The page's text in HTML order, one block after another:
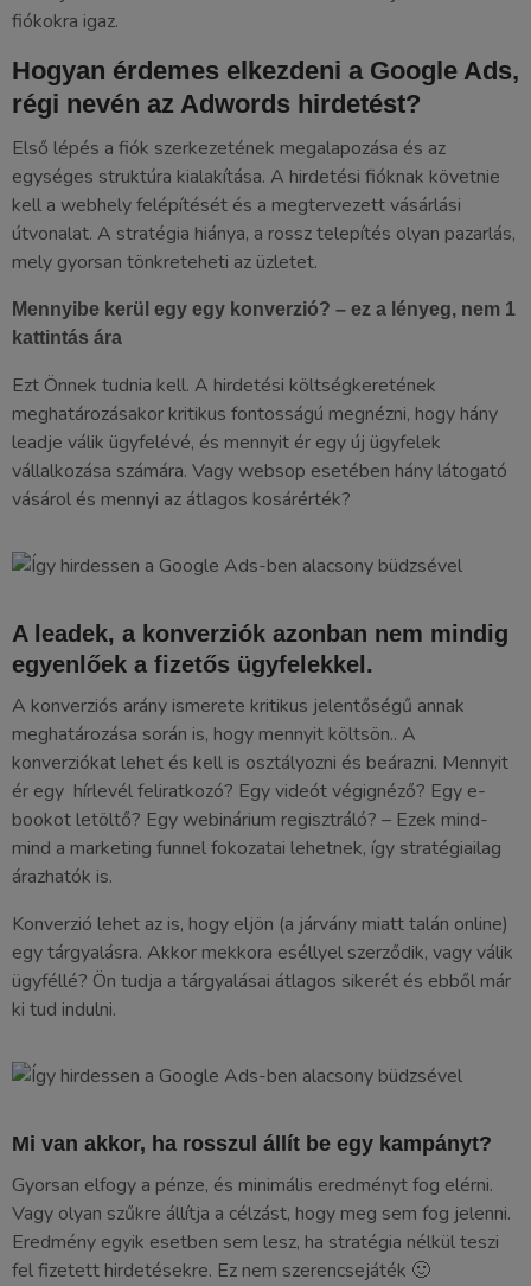
fiókokra igaz.
Hogyan érdemes elkezdeni a Google Ads,
régi nevén az Adwords hirdetést?
Első lépés a fiók szerkezetének megalapozása és az
egységes struktúra kialakítása. A hirdetési fióknak követnie
kell a webhely felépítését és a megtervezett vásárlási
útvonalat. A stratégia hiánya, a rossz telepítés olyan pazarlás,
mely gyorsan tönkreteheti az üzletet.
Mennyibe kerül egy egy konverzió? – ez a lényeg, nem 1
kattintás ára
Ezt Önnek tudnia kell. A hirdetési költségkeretének
meghatározásakor kritikus fontosságú megnézni, hogy hány
leadje válik ügyfelévé, és mennyit ér egy új ügyfelek
vállalkozása számára. Vagy websop esetében hány látogató
vásárol és mennyi az átlagos kosárérték?
A leadek, a konverziók azonban nem mindig
egyenlőek a fizetős ügyfelekkel.
A konverziós arány ismerete kritikus jelentőségű annak
meghatározása során is, hogy mennyit költsön.. A
konverziókat lehet és kell is osztályozni és beárazni. Mennyit
ér egy hírlevél feliratkozó? Egy videót végignéző? Egy e-
bookot letöltő? Egy webinárium regisztráló? – Ezek mind-
mind a marketing funnel fokozatai lehetnek, így stratégiailag
árazhatók is.
Konverzió lehet az is, hogy eljön (a járvány miatt talán online)
egy tárgyalásra. Akkor mekkora eséllyel szerződik, vagy válik
ügyféllé? Ön tudja a tárgyalásai átlagos sikerét és ebből már
ki tud indulni.
Mi van akkor, ha rosszul állít be egy kampányt?
Gyorsan elfogy a pénze, és minimális eredményt fog elérni.
Vagy olyan szűkre állítja a célzást, hogy meg sem fog jelenni.
Eredmény egyik esetben sem lesz, ha stratégia nélkül teszi
fel fizetett hirdetésekre. Ez nem szerencsejáték 🙂